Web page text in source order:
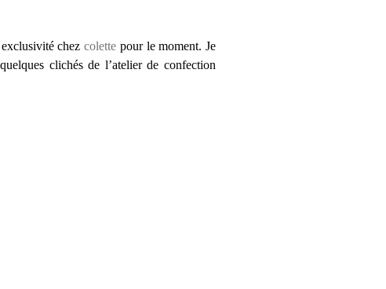
chez colette pour le moment. Je
clichés de l’atelier de confection